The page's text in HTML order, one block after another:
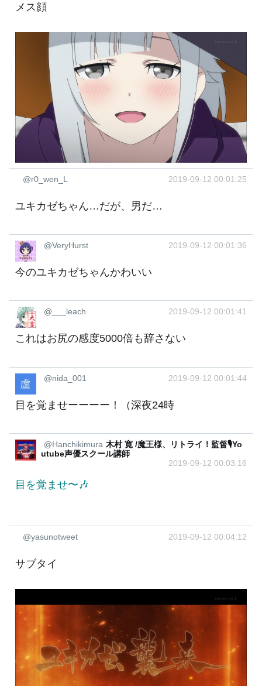
メス顔
@r0_wen_L 2019-09-12 00:01:25
ユキカゼちゃん…だが、男だ…
@VeryHurst 2019-09-12 00:01:36
今のユキカゼちゃんかわいい
@___leach 2019-09-12 00:01:41
これはお尻の感度5000倍も辞さない
@nida_001 2019-09-12 00:01:44
目を覚ませーーーー！（深夜24時
@Hanchikimura 木村 寛 /魔王様、リトライ！監督🎙️Yo
utube声優スクール講師
2019-09-12 00:03:16
目を覚ませ〜🎶
@yasunotweet 2019-09-12 00:04:12
サブタイ